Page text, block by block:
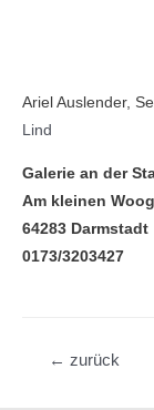
Ariel Auslender,
Lind
Galerie an der
Am kleinen
64283 Darmstadt
0173/3203427
Beitragsnavigation
← zurück